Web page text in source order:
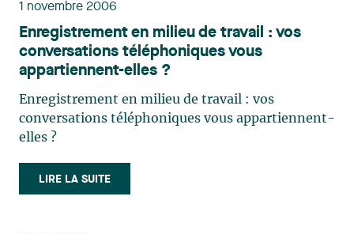
1 novembre 2006
Enregistrement en milieu de travail : vos
conversations téléphoniques vous
appartiennent-elles ?
Enregistrement en milieu de travail : vos
conversations téléphoniques vous appartiennent-
elles ?
LIRE LA SUITE